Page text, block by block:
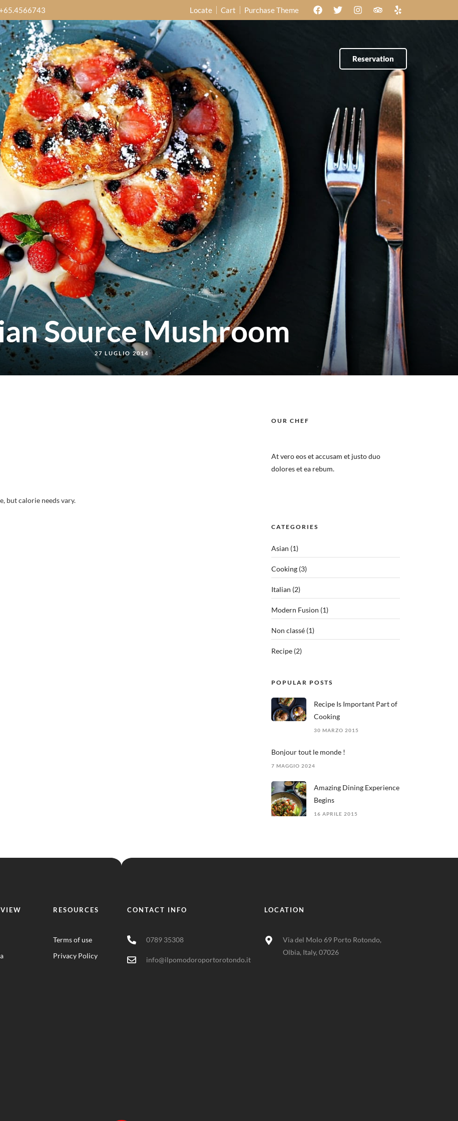
Locate Cart Purchase Theme
Reservation
Source Mushroom
27 LUGLIO 2014
but calorie needs vary.
OUR CHEF
At vero eos et accusam et justo duo
dolores et ea rebum.
CATEGORIES
Asian (1)
Cooking (3)
Italian (2)
Modern Fusion (1)
Non classé (1)
Recipe (2)
POPULAR POSTS
Recipe Is Important Part of
Cooking
30 MARZO 2015
Bonjour tout le monde !
7 MAGGIO 2024
Amazing Dining Experience
Begins
16 APRILE 2015
RESOURCES
Terms of use
Privacy Policy
CONTACT INFO
0789 35308
info@ilpomodoroportorotondo.it
LOCATION
Via del Molo 69 Porto Rotondo,
Olbia, Italy, 07026